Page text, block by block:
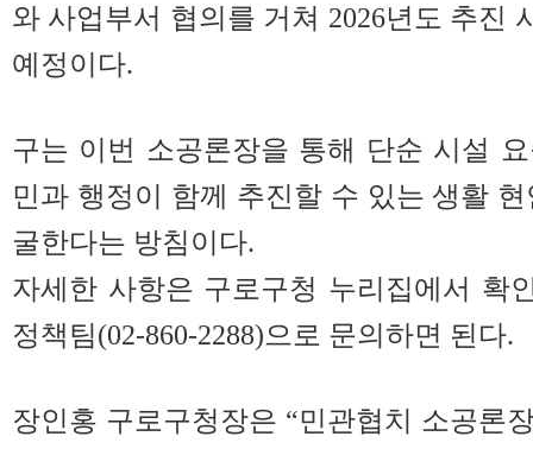
와 사업부서 협의를 거쳐 2026년도 추진
예정이다.
구는 이번 소공론장을 통해 단순 시설
민과 행정이 함께 추진할 수 있는 생활
굴한다는 방침이다.
자세한 사항은 구로구청 누리집에서 확
정책팀(02-860-2288)으로 문의하면 된다.
장인홍 구로구청장은 “민관협치 소공론